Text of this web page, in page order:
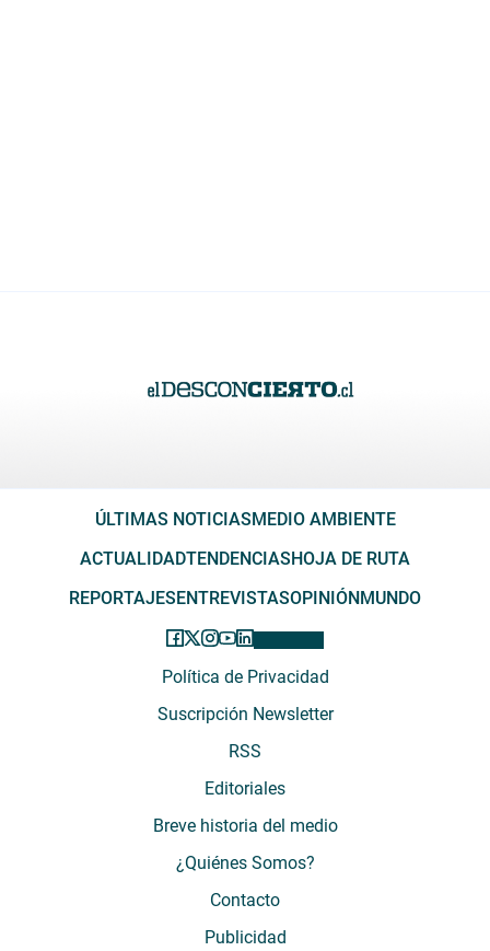
ÚLTIMAS NOTICIASMEDIO AMBIENTE
ACTUALIDADTENDENCIASHOJA DE RUTA
REPORTAJESENTREVISTASOPINIÓNMUNDO
Política de Privacidad
Suscripción Newsletter
RSS
Editoriales
Breve historia del medio
¿Quiénes Somos?
Contacto
Publicidad